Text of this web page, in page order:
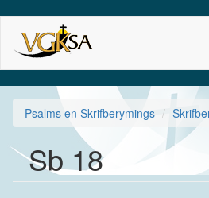
main
content
Psalms en Skrifberymings
Sb 18